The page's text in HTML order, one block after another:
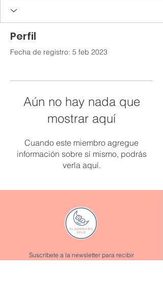
Perfil
Fecha de registro: 5 feb 2023
Aún no hay nada que
mostrar aquí
Cuando este miembro agregue
información sobre sí mismo, podrás
verla aquí.
Suscríbete a la newsletter para recibir
promociones y descuentos exclusivos: